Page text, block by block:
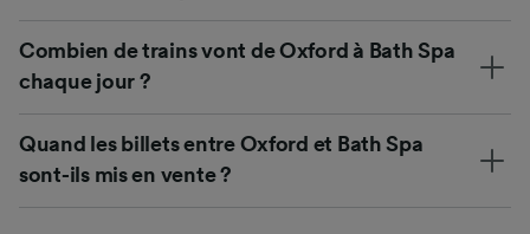
Combien de trains vont de Oxford à Bath Spa
chaque jour ?
Quand les billets entre Oxford et Bath Spa
sont-ils mis en vente ?